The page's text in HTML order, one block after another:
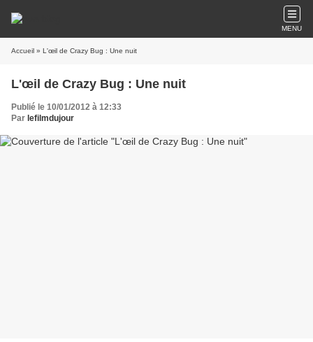
MENU
Accueil » L'œil de Crazy Bug : Une nuit
L'œil de Crazy Bug : Une nuit
Publié le 10/01/2012 à 12:33
Par lefilmdujour